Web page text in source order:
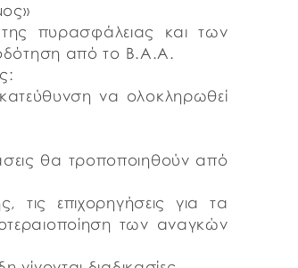
πυρασφάλειας και των
από το Β.Α.Α.
να ολοκληρωθεί
θα τροποποιηθούν από
τις επιχορηγήσεις για τα
των αναγκών